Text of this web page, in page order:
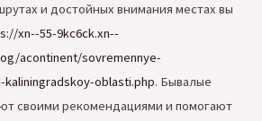
и достойных внимания местах вы
xn--55-9kc6ck.xn--
acontinent/sovremennye-
oblasti.php. Бывалые
своими рекомендациями и помогают